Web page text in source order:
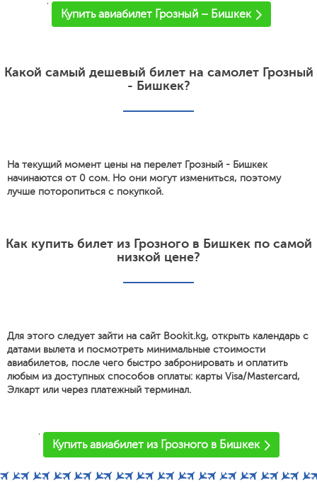
'
Купить авиабилет Грозный – Бишкек
Какой самый дешевый билет на самолет Грозный
- Бишкек?
На текущий момент цены на перелет Грозный - Бишкек
начинаются от 0 сом. Но они могут измениться, поэтому
лучше поторопиться с покупкой.
Как купить билет из Грозного в Бишкек по самой
низкой цене?
Для этого следует зайти на сайт Bookit.kg, открыть календарь с
датами вылета и посмотреть минимальные стоимости
авиабилетов, после чего быстро забронировать и оплатить
любым из доступных способов оплаты: карты Visa/Mastercard,
Элкарт или через платежный терминал.
'
Купить авиабилет из Грозного в Бишкек